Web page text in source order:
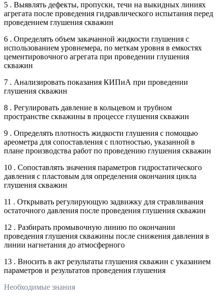
5 . Выявлять дефекты, пропуски, течи на выкидных линиях
агрегата после проведения гидравлического испытания перед
проведением глушения скважин
6 . Определять объем закачанной жидкости глушения с
использованием уровнемера, по меткам уровня в емкостях
цементировочного агрегата при проведении глушения
скважин
7 . Анализировать показания КИПиА при проведении
глушения скважин
8 . Регулировать давление в кольцевом и трубном
пространстве скважины в процессе глушения скважин
9 . Определять плотность жидкости глушения с помощью
ареометра для сопоставления с плотностью, указанной в
плане производства работ по проведению глушения скважин
10 . Сопоставлять значения параметров гидростатического
давления с пластовым для определения окончания цикла
глушения скважин
11 . Открывать регулирующую задвижку для стравливания
остаточного давления после проведения глушения скважин
12 . Разбирать промывочную линию по окончании
проведения глушения скважины после снижения давления в
линии нагнетания до атмосферного
13 . Вносить в акт результаты глушения скважин с указанием
параметров и результатов проведения глушения
Необходимые знания